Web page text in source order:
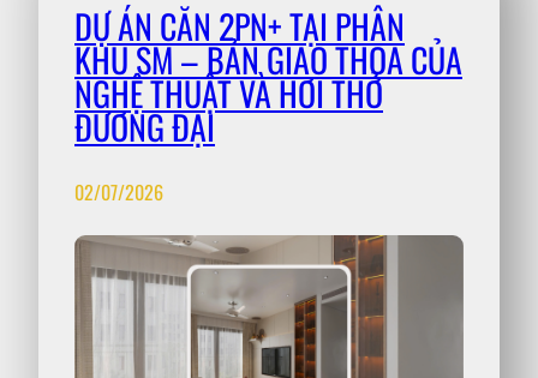
DỰ ÁN CĂN 2PN+ TẠI PHÂN
KHU SM – BẢN GIAO THOA CỦA
NGHỆ THUẬT VÀ HƠI THỞ
ĐƯƠNG ĐẠI
02/07/2026